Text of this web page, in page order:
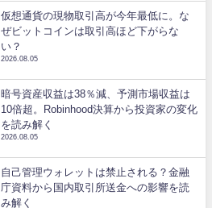
仮想通貨の現物取引高が今年最低に。な
ぜビットコインは取引高ほど下がらな
い？
2026.08.05
暗号資産収益は38％減、予測市場収益は
10倍超。Robinhood決算から投資家の変化
を読み解く
2026.08.05
自己管理ウォレットは禁止される？金融
庁資料から国内取引所送金への影響を読
み解く